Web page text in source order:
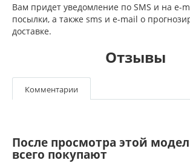
Вам придет уведомление по SMS и на e-
посылки, а также sms и e-mail о
доставке.
Отзывы
Комментарии
После просмотра этой
всего покупают